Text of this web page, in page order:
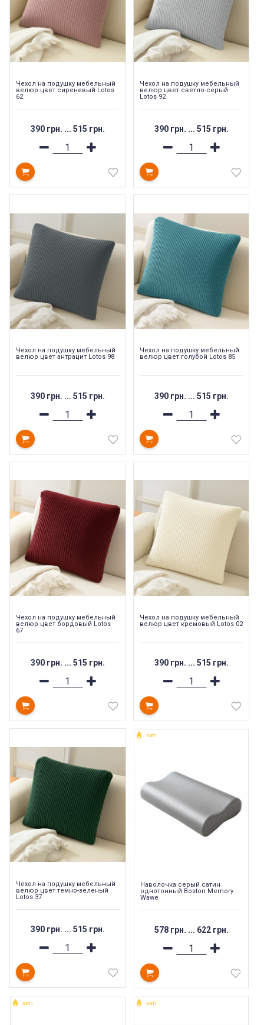
Чехол на подушку мебельный
велюр цвет сиреневый Lotos
62
390 грн. ... 515 грн.
Чехол на подушку мебельный
велюр цвет светло-серый
Lotos 92
390 грн. ... 515 грн.
Чехол на подушку мебельный
велюр цвет антрацит Lotos 98
390 грн. ... 515 грн.
Чехол на подушку мебельный
велюр цвет голубой Lotos 85
390 грн. ... 515 грн.
Чехол на подушку мебельный
велюр цвет бордовый Lotos
67
390 грн. ... 515 грн.
Чехол на подушку мебельный
велюр цвет кремовый Lotos 02
390 грн. ... 515 грн.
Чехол на подушку мебельный
велюр цвет темно-зеленый
Lotos 37
390 грн. ... 515 грн.
ХИТ!
Наволочка серый сатин
однотонный Boston Memory
Wawe
578 грн. ... 622 грн.
ХИТ! ХИТ!